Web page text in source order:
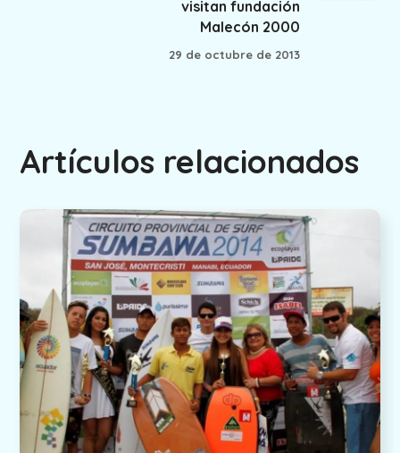
visitan fundación
Malecón 2000
29 de octubre de 2013
Artículos relacionados